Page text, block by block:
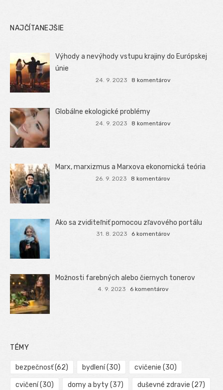
NAJČÍTANEJŠIE
Výhody a nevýhody vstupu krajiny do Európskej
únie
24. 9. 2023 8 komentárov
Globálne ekologické problémy
24. 9. 2023 8 komentárov
Marx, marxizmus a Marxova ekonomická teória
26. 9. 2023 8 komentárov
Ako sa zviditeľniť pomocou zľavového portálu
31. 8. 2023 6 komentárov
Možnosti farebných alebo čiernych tonerov
4. 9. 2023 6 komentárov
TÉMY
bezpečnosť(62) bydlení(30) cvičenie (30)
cvičení(30) domy a byty(37) duševné zdravie (27)